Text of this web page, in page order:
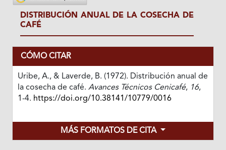
DISTRIBUCIÓN ANUAL DE LA COSECHA DE
CAFÉ
CÓMO CITAR
Uribe, A., & Laverde, B. (1972). Distribución anual de
la cosecha de café. Avances Técnicos Cenicafé, 16,
1-4. https://doi.org/10.38141/10779/0016
MÁS FORMATOS DE CITA